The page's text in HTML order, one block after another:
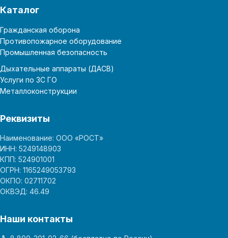
Каталог
Гражданская оборона
Противопожарное оборудование
Промышленная безопасность
Дыхательные аппараты (ДАСВ)
Услуги по ЗС ГО
Металлоконструкции
Реквизиты
Наименование: ООО «РОСТ»
ИНН: 5249148903
КПП: 524901001
ОГРН: 1165249053793
ОКПО: 02711702
ОКВЭД: 46.49
Наши контакты